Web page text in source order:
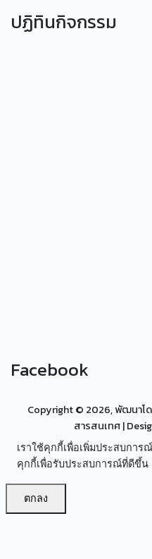
ปฏิทินกิจกรรม
Facebook
Copyright © 2026, พัฒนาโ
สารสนเทศ|
เราใช้คุกกี้เพื่อเพิ่มประสบกา
คุกกี้เพื่อรับประสบการณ์ที่ดีขึ้น
ตกลง